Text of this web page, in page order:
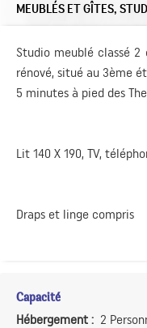
MEUBLÉS ET GÎTES,
Studio meublé classé
rénové, situé au 3ème
5 minutes à pied des
Lit 140 X 190, TV,
Draps et linge compris
Capacité
Hébergement : 2